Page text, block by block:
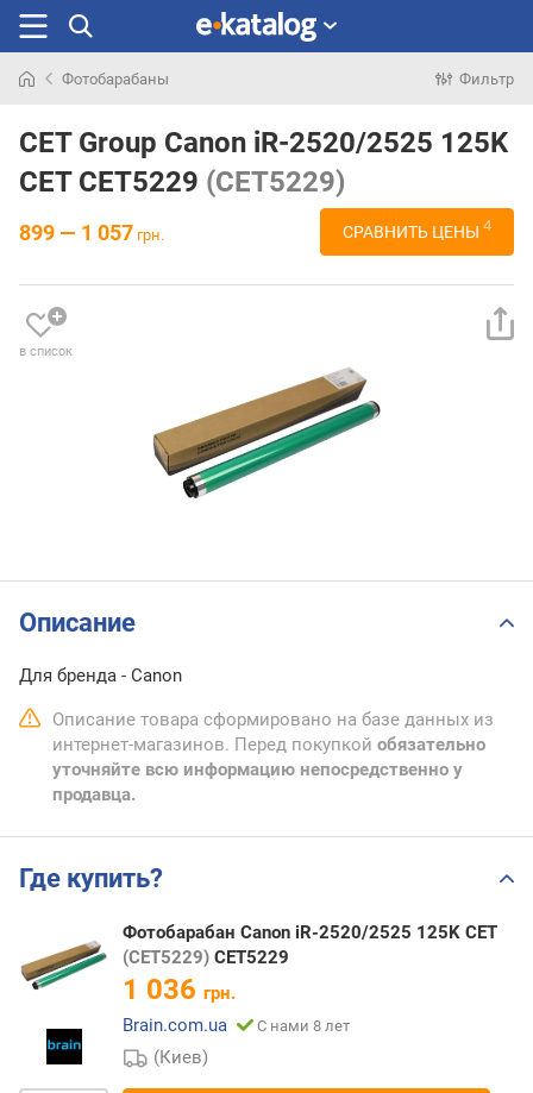
раньше
Фотобарабаны Фильтр
CET Group Canon iR-2520/2525 125K
CET CET5229 (CET5229)
899 — 1 057 грн. СРАВНИТЬ ЦЕНЫ 4
в список
Описание
Для бренда - Canon
Описание товара сформировано на базе данных из
интернет-магазинов. Перед покупкой обязательно
уточняйте всю информацию непосредственно у
продавца.
Где купить?
Фотобарабан Canon iR-2520/2525 125K CET
(CET5229) CET5229
1 036 грн.
Brain.com.ua
С нами 8 лет
(Киев)